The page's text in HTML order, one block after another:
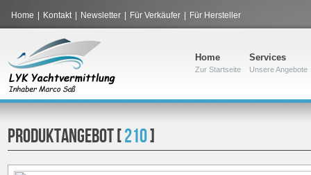
Home Kontakt Newsletter Für Verkäufer Für Hersteller
Home
Zur Startseite
Services
Unsere Angebote
PRODUKTANGEBOT [210]